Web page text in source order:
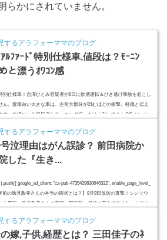
らかにされていません。
するアラフォーママのブログ
ﾙﾌｧｰﾄﾞ特別仕様車,値段は？ﾓｰﾆﾝ
と漂うｵﾜｺﾝ感
別仕様車！吉澤ひとみ容疑者が6日に飲酒運転＆ひき逃げ事故を起こし
ん。愛車白い大きな車は、左前方部分が凹むほどの衝撃。軽傷と伝え
。吉澤ひとみ容疑者とモーニング娘。をけん引してきたOGメンバー
る辻希美さんなどのコメントや様子は？コレで、OG全員でのイベント
するアラフォーママのブログ
泣理由はがん誤診？ 前田病院か
した『生き...
google_ad_client: "ca-pub-4735429620646332", enable_page_level_
前の逸見政孝さんの本当の病状とは？】8月9日放送の直撃！シンソウ
ら25年…逸見政孝さんの素顔。25年前、48歳の若さで亡くなったフジ
ん手術、早期がんと診断され...
するアラフォーママのブログ
嫁,子供,経歴とは？ 三田佳子のﾈ